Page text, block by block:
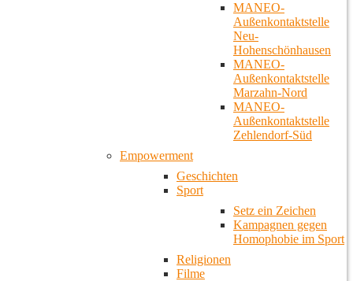
MANEO-
Außenkontaktstelle
Neu-
Hohenschönhausen
MANEO-
Außenkontaktstelle
Marzahn-Nord
MANEO-
Außenkontaktstelle
Zehlendorf-Süd
Empowerment
Geschichten
Sport
Setz ein Zeichen
Kampagnen gegen
Homophobie im Sport
Religionen
Filme